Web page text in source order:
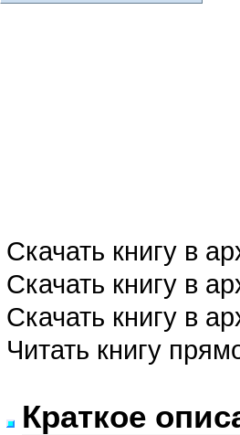
Скачать книгу в
Скачать книгу в
Скачать книгу в
Читать книгу
Краткое